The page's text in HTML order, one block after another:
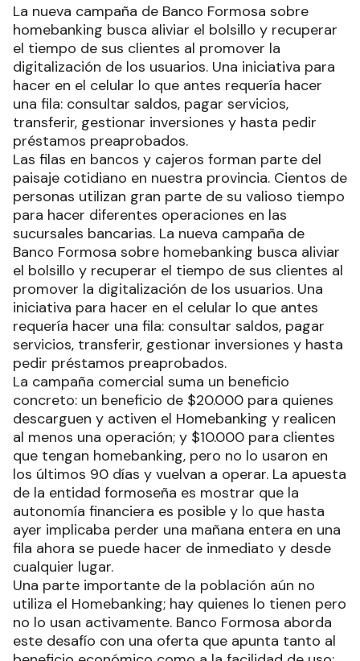
La nueva campaña de Banco Formosa sobre
homebanking busca aliviar el bolsillo y recuperar
el tiempo de sus clientes al promover la
digitalización de los usuarios. Una iniciativa para
hacer en el celular lo que antes requería hacer
una fila: consultar saldos, pagar servicios,
transferir, gestionar inversiones y hasta pedir
préstamos preaprobados.
Las filas en bancos y cajeros forman parte del
paisaje cotidiano en nuestra provincia. Cientos de
personas utilizan gran parte de su valioso tiempo
para hacer diferentes operaciones en las
sucursales bancarias. La nueva campaña de
Banco Formosa sobre homebanking busca aliviar
el bolsillo y recuperar el tiempo de sus clientes al
promover la digitalización de los usuarios. Una
iniciativa para hacer en el celular lo que antes
requería hacer una fila: consultar saldos, pagar
servicios, transferir, gestionar inversiones y hasta
pedir préstamos preaprobados.
La campaña comercial suma un beneficio
concreto: un beneficio de $20.000 para quienes
descarguen y activen el Homebanking y realicen
al menos una operación; y $10.000 para clientes
que tengan homebanking, pero no lo usaron en
los últimos 90 días y vuelvan a operar. La apuesta
de la entidad formoseña es mostrar que la
autonomía financiera es posible y lo que hasta
ayer implicaba perder una mañana entera en una
fila ahora se puede hacer de inmediato y desde
cualquier lugar.
Una parte importante de la población aún no
utiliza el Homebanking; hay quienes lo tienen pero
no lo usan activamente. Banco Formosa aborda
este desafío con una oferta que apunta tanto al